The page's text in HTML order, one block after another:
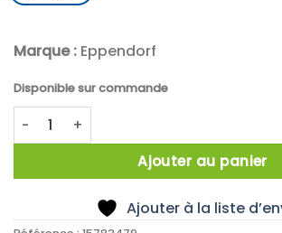
Marque : Eppendorf
Disponible sur commande
quantité de Eppendorf Pipette
Ajouter au panier
Ajouter à la liste